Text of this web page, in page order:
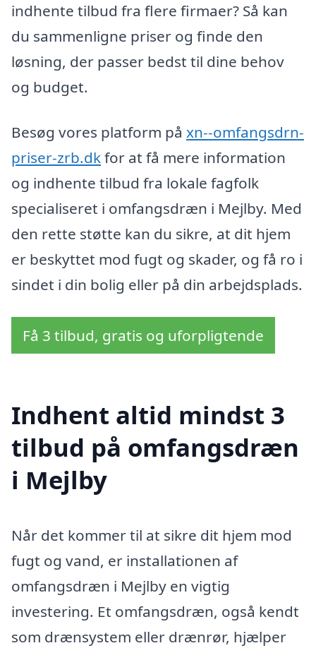
indhente tilbud fra flere firmaer? Så kan
du sammenligne priser og finde den
løsning, der passer bedst til dine behov
og budget.
Besøg vores platform på xn--omfangsdrn-
priser-zrb.dkfor at få mere information
og indhente tilbud fra lokale fagfolk
specialiseret i omfangsdræn i Mejlby. Med
den rette støtte kan du sikre, at dit hjem
er beskyttet mod fugt og skader, og få ro i
sindet i din bolig eller på din arbejdsplads.
Få 3 tilbud, gratis og uforpligtende
Indhent altid mindst 3
tilbud på omfangsdræn
i Mejlby
Når det kommer til at sikre dit hjem mod
fugt og vand, er installationen af
omfangsdræn i Mejlby en vigtig
investering. Et omfangsdræn, også kendt
som drænsystem eller drænrør, hjælper